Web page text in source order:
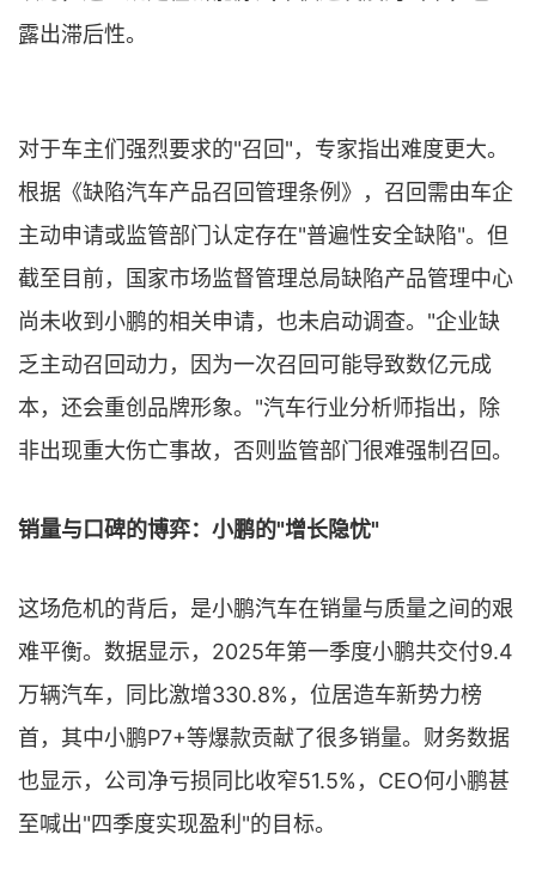
露出滞后性。
对于车主们强烈要求的"召回"，专家指出难度更大。
根据《缺陷汽车产品召回管理条例》，召回需由车企
主动申请或监管部门认定存在"普遍性安全缺陷"。但
截至目前，国家市场监督管理总局缺陷产品管理中心
尚未收到小鹏的相关申请，也未启动调查。"企业缺
乏主动召回动力，因为一次召回可能导致数亿元成
本，还会重创品牌形象。"汽车行业分析师指出，除
非出现重大伤亡事故，否则监管部门很难强制召回。
销量与口碑的博弈：小鹏的"增长隐忧"
这场危机的背后，是小鹏汽车在销量与质量之间的艰
难平衡。数据显示，2025年第一季度小鹏共交付9.4
万辆汽车，同比激增330.8%，位居造车新势力榜
首，其中小鹏P7+等爆款贡献了很多销量。财务数据
也显示，公司净亏损同比收窄51.5%，CEO何小鹏甚
至喊出"四季度实现盈利"的目标。